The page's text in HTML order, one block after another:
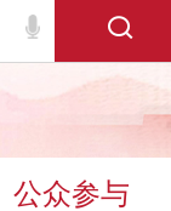
公众参与